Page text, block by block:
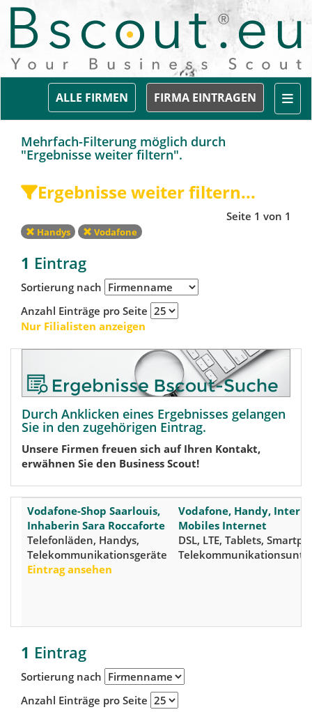
FIRMA EINTRAGEN
ALLE FIRMEN
Mehrfach-Filterung möglich durch
"Ergebnisse weiter filtern".
Ergebnisse weiter filtern...
Seite 1 von 1
Handys Vodafone
1 Eintrag
Sortierung nach
Anzahl Einträge pro Seite
Nur Filialisten anzeigen
Durch Anklicken eines Ergebnisses gelangen
Sie in den zugehörigen Eintrag.
Unsere Firmen freuen sich auf Ihren Kontakt,
erwähnen Sie den Business Scout!
Vodafone-Shop Saarlouis,
Inhaberin Sara Roccaforte
Telefonläden, Handys,
Telekommunikationsgeräte
Eintrag ansehen
Vodafone, Handy,
Mobiles Internet
DSL, LTE, Tablets,
1 Eintrag
Sortierung nach
Anzahl Einträge pro Seite